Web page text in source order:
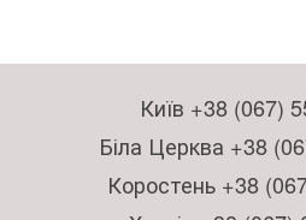
Київ +38 (067)
Біла Церква +38
Коростень +38